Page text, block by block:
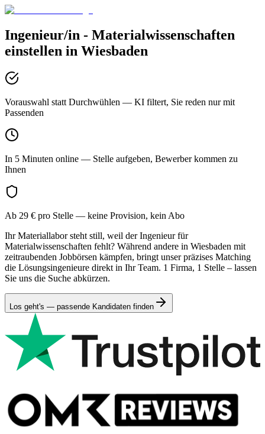
Ingenieur/in - Materialwissenschaften
einstellen in Wiesbaden
Vorauswahl statt Durchwühlen — KI filtert, Sie reden nur mit
Passenden
In 5 Minuten online — Stelle aufgeben, Bewerber kommen zu
Ihnen
Ab 29 € pro Stelle — keine Provision, kein Abo
Ihr Materiallabor steht still, weil der Ingenieur für
Materialwissenschaften fehlt? Während andere in Wiesbaden mit
zeitraubenden Jobbörsen kämpfen, bringt unser präzises Matching
die Lösungsingenieure direkt in Ihr Team. 1 Firma, 1 Stelle – lassen
Sie uns die Suche abkürzen.
Los geht's — passende Kandidaten finden